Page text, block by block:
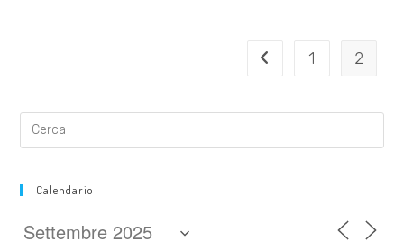
Vai alla pagina
1 2
Calendario